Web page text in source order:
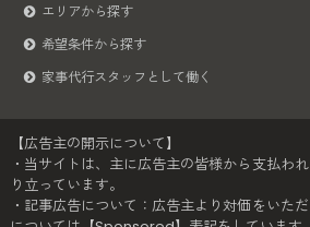
エリアから探す
希望条件から探す
家事代行スタッフとして働く
【広告主の開示について】
・当サイトは、主に広告主の皆様から支払わ
り立っています。
・記事広告について：広告主より対価をいた